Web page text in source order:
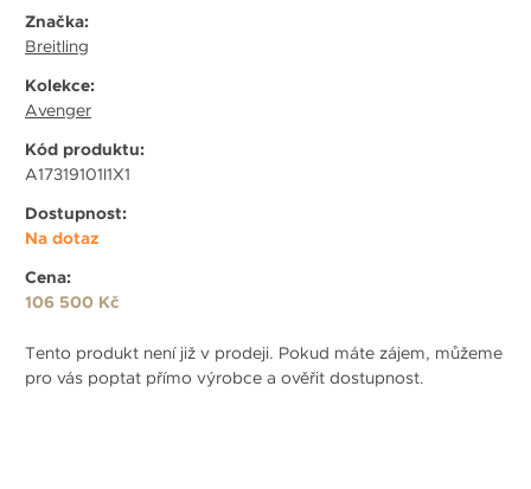
Značka:
Breitling
Kolekce:
Avenger
Kód produktu:
A17319101I1X1
Dostupnost:
Na dotaz
Cena:
106 500 Kč
Tento produkt není již v prodeji. Pokud máte zájem, můžeme
pro vás poptat přímo výrobce a ověřit dostupnost.